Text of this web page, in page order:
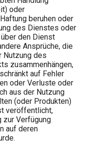
oder
beruhen oder
des Dienstes oder
den Dienst
Ansprüche, die
Nutzung des
zusammenhängen,
auf Fehler
oder Verluste oder
aus der Nutzung
(oder Produkten)
veröffentlicht,
zur Verfügung
auf deren